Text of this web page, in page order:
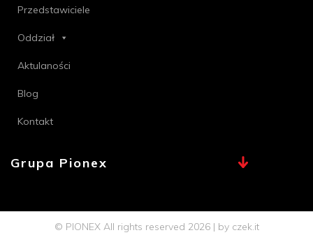
Przedstawiciele
Oddział
Aktulaności
Blog
Kontakt
Grupa Pionex
Chemia Bielsko
Profi PSB© PIONEX All rights reserved 2026 | by czek.it